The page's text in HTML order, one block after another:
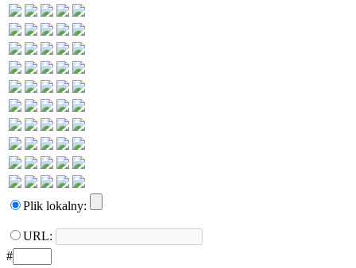
Plik lokalny:
URL:
#